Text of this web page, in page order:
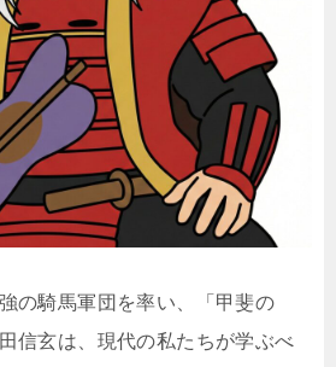
の騎馬軍団を率い、「甲斐の
信玄は、現代の私たちが学ぶべ